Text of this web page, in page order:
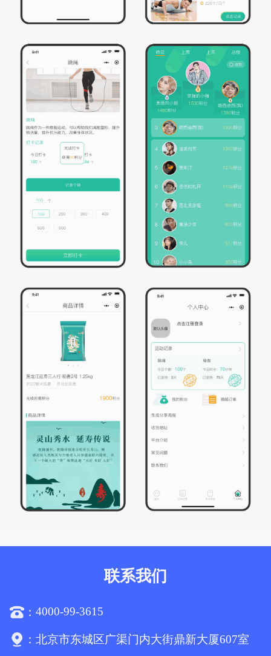
联系我们
：4000-99-3615
：北京市东城区广渠门内大街鼎新大厦607室